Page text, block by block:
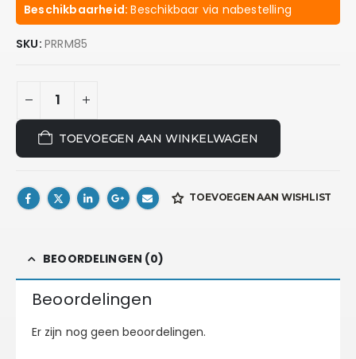
Beschikbaarheid:Beschikbaar via nabestelling
SKU: PRRM85
TOEVOEGEN AAN WINKELWAGEN
TOEVOEGEN AAN WISHLIST
BEOORDELINGEN (0)
Beoordelingen
Er zijn nog geen beoordelingen.